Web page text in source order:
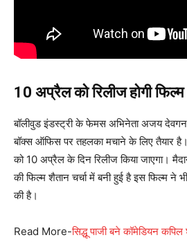
10 अप्रैल को रिलीज होगी फिल्म
बॉलीवुड इंडस्ट्री के फेमस अभिनेता अजय
बॉक्स ऑफिस पर तहलका मचाने के लिए तैयार
को 10 अप्रैल के दिन रिलीज किया जाएगा।
की फिल्म शैतान चर्चा में बनी हुई है इस फिल्म ने
की है।
Read More-सिद्धू पाजी बने कॉमेडियन